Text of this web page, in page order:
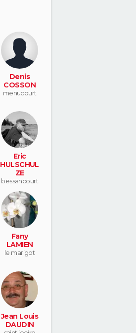
Denis
COSSON
menucourt
Eric
HULSCHUL
ZE
bessancourt
Fany
LAMIEN
le marigot
Jean Louis
DAUDIN